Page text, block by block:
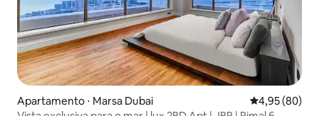
Apartamento ⋅ Marsa Dubai 4,95 de uma
4,95 (80)